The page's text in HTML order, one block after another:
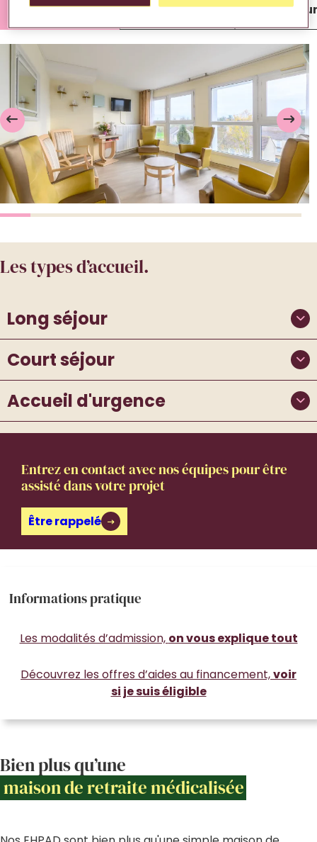
Lieu de vie Chambre Extérieur
Les types d’accueil.
Long séjour
Court séjour
Accueil d'urgence
Entrez en contact avec nos équipes pour être
assisté dans votre projet
Être rappelé
Informations pratique
Les modalités d’admission, on vous explique tout
Découvrez les offres d’aides au financement,voir
si je suis éligible
Bien plus qu’une
maison de retraite médicalisée